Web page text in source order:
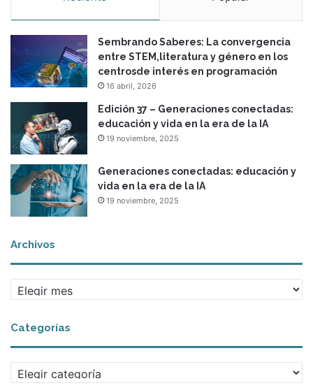
Sembrando Saberes: La convergencia
entre STEM,literatura y género en los
centrosde interés en programación
16 abril, 2026
Edición 37 – Generaciones conectadas:
educación y vida en la era de la IA
19 noviembre, 2025
Generaciones conectadas: educación y
vida en la era de la IA
19 noviembre, 2025
Archivos
r
h
i
Categorías
a